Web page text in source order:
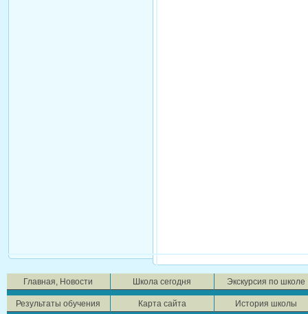
Главная, Новости Школа сегодня Экскурсия по школе
Результаты обучения Карта сайта История школы